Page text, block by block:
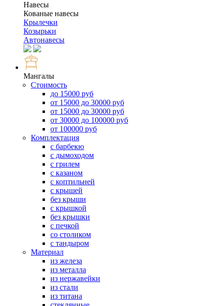
Навесы
Кованые навесы
Крылечки
Козырьки
Автонавесы
Мангалы
Стоимость
до 15000 руб
от 15000 до 30000 руб
от 15000 до 30000 руб
от 30000 до 100000 руб
от 100000 руб
Комплектация
с барбекю
с дымоходом
с грилем
с казаном
с коптильней
с крышей
без крыши
с крышкой
без крышки
с печкой
со столиком
с тандыром
Материал
из железа
из металла
из нержавейки
из стали
из титана